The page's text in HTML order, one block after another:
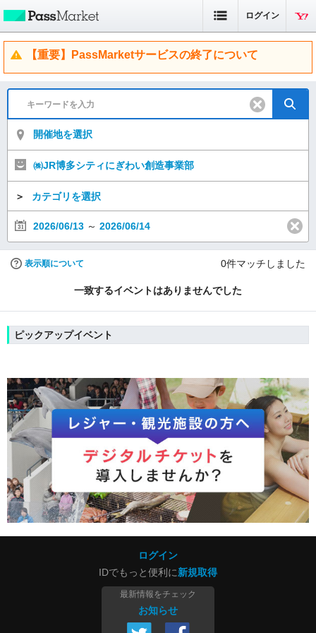
ログイン
【重要】PassMarketサービスの終了について
開催地を選択
㈱JR博多シティにぎわい創造事業部
＞ カテゴリを選択
2026/06/13 ～ 2026/06/14
表示順について 0件マッチしました
一致するイベントはありませんでした
ピックアップイベント
ログイン
IDでもっと便利に新規取得
最新情報をチェック
お知らせ